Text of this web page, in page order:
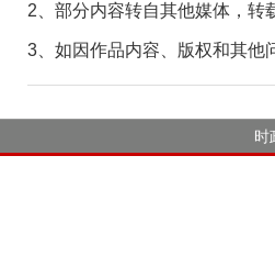
2、部分内容转自其他媒体，转
3、如因作品内容、版权和其他
时